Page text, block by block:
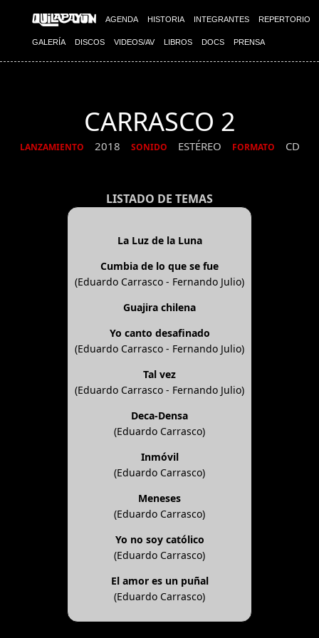
AGENDA HISTORIA INTEGRANTES REPERTORIO
GALERÍA DISCOS VIDEOS/AV LIBROS DOCS PRENSA
CARRASCO 2
LANZAMIENTO 2018 SONIDO ESTÉREO FORMATO CD
LISTADO DE TEMAS
La Luz de la Luna
Cumbia de lo que se fue
(Eduardo Carrasco - Fernando Julio)
Guajira chilena
Yo canto desafinado
(Eduardo Carrasco - Fernando Julio)
Tal vez
(Eduardo Carrasco - Fernando Julio)
Deca-Densa
(Eduardo Carrasco)
Inmóvil
(Eduardo Carrasco)
Meneses
(Eduardo Carrasco)
Yo no soy católico
(Eduardo Carrasco)
El amor es un puñal
(Eduardo Carrasco)